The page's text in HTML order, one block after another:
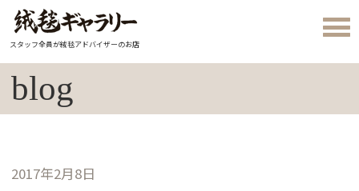
スタッフ全員が絨毯アドバイザーのお店
blog
2017年2月8日